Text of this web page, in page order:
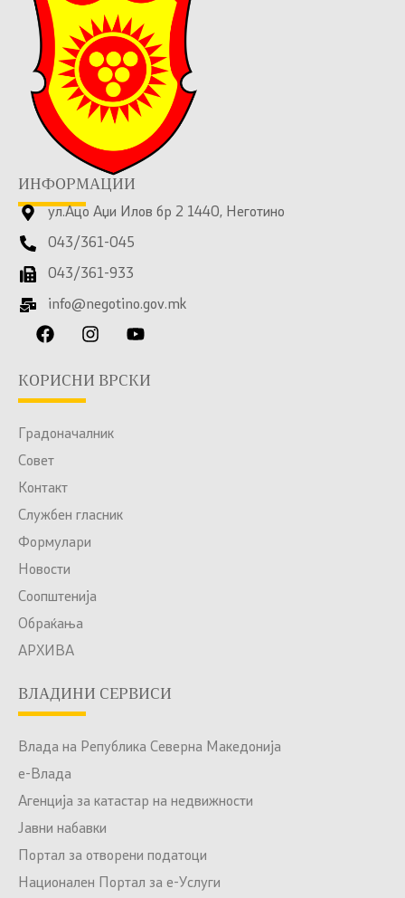
ИНФОРМАЦИИ
ул.Ацо Аџи Илов бр 2 1440, Неготино
043/361-045
043/361-933
info@negotino.gov.mk
КОРИСНИ ВРСКИ
Градоначалник
Совет
Контакт
Службен гласник
Формулари
Новости
Соопштенија
Обраќања
АРХИВА
ВЛАДИНИ СЕРВИСИ
Влада на Република Северна Македонија
е-Влада
Агенција за катастар на недвижности
Јавни набавки
Портал за отворени податоци
Национален Портал за е-Услуги